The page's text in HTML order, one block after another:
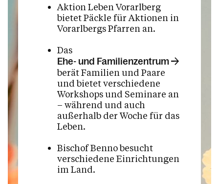
Aktion Leben Vorarlberg
bietet Päckle für Aktionen in
Vorarlbergs Pfarren an.
Das
Ehe- und Familienzentrum
berät Familien und Paare
und bietet verschiedene
Workshops und Seminare an
– während und auch
außerhalb der Woche für das
Leben.
Bischof Benno besucht
verschiedene Einrichtungen
im Land.